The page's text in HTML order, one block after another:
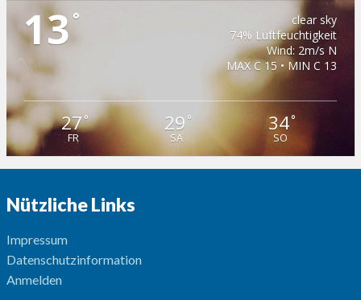
13°
clear sky
74% Luftfeuchtigkeit
Wind: 2m/s N
MAX C 15 • MIN C 13
27°
FR
29 °
SA
34°
SO
Nützliche Links
Impressum
Datenschutzinformation
Anmelden